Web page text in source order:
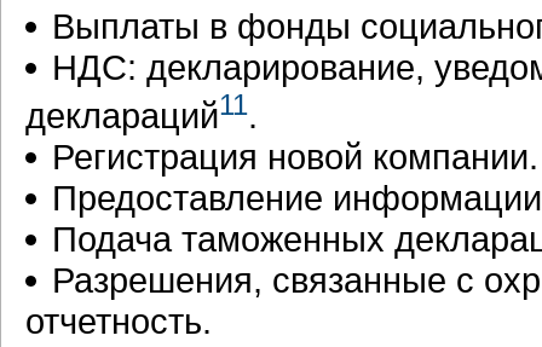
Выплаты в фонды
НДС: декларирование,
деклараций11.
Регистрация новой компании.
Предоставление информации
Подача таможенных
Разрешения, связанные с
отчетность.